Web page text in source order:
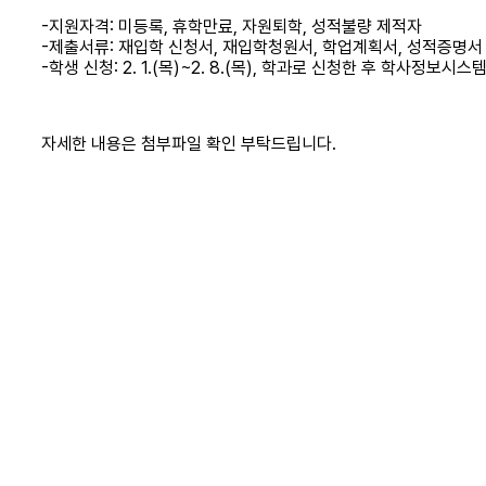
-지원자격: 미등록, 휴학만료, 자원퇴학, 성적불량 제적자
-제출서류: 재입학 신청서, 재입학청원서, 학업계획서, 성적증명서
-학생 신청: 2. 1.(목)~2. 8.(목), 학과로 신청한 후 학사정보시스
자세한 내용은 첨부파일 확인 부탁드립니다.